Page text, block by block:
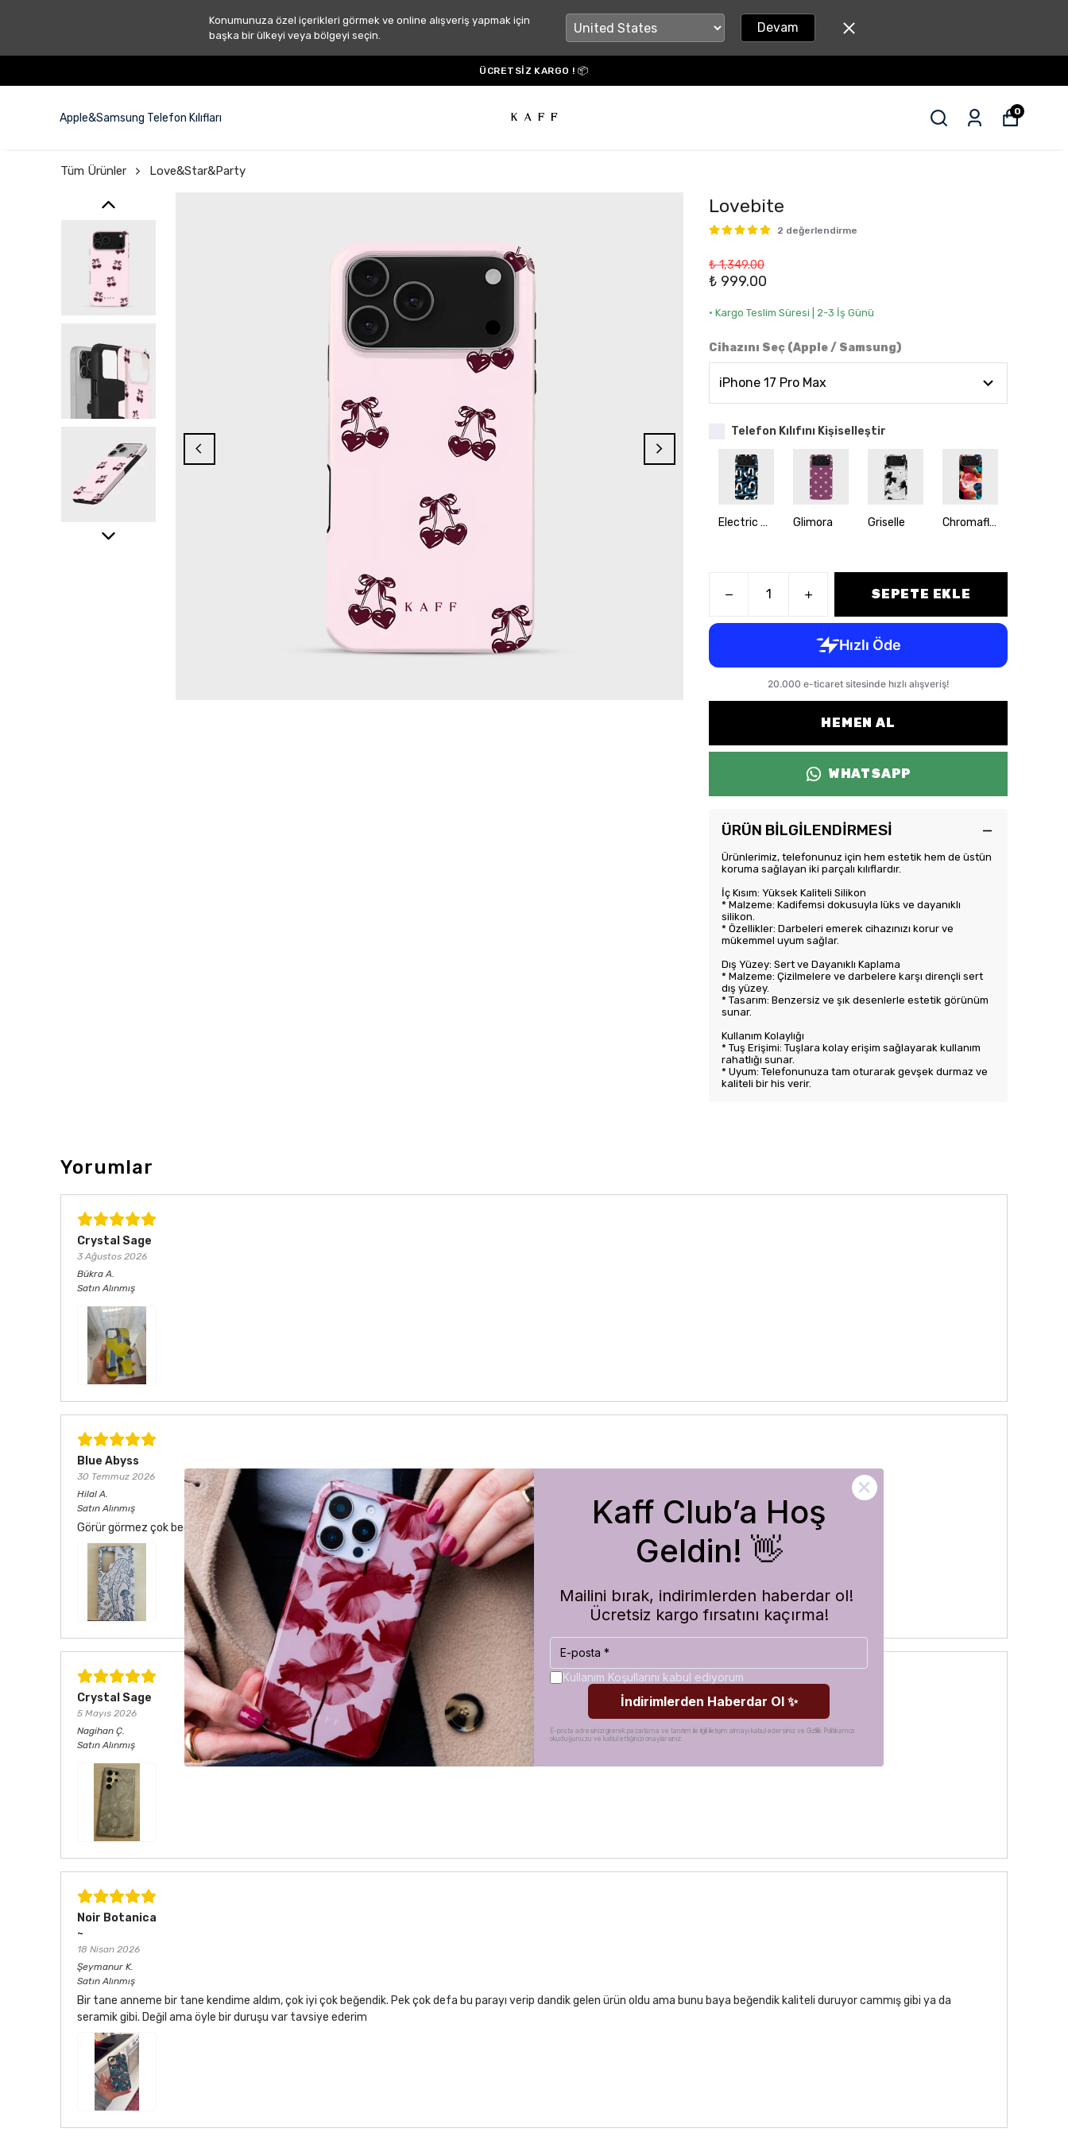
Konumunuza özel içerikleri görmek ve online alışveriş yapmak için
başka bir ülkeyi veya bölgeyi seçin.
Devam
ÜCRETSİZ KARGO ! 📦
Apple&Samsung Telefon Kılıfları 0
Tüm Ürünler Love&Star&Party
Lovebite
2 değerlendirme
₺ 1,349.00
₺ 999.00
• Kargo Teslim Süresi | 2-3 İş Günü
Cihazını Seç (Apple / Samsung)
Telefon Kılıfını Kişiselleştir
Ribbon Galaxy Electric Romance Glimora Griselle Chromaflow
SEPETE EKLE
HEMEN AL
WHATSAPP
ÜRÜN BİLGİLENDİRMESİ
Ürünlerimiz, telefonunuz için hem estetik hem de üstün
koruma sağlayan iki parçalı kılıflardır.
İç Kısım: Yüksek Kaliteli Silikon
* Malzeme: Kadifemsi dokusuyla lüks ve dayanıklı
silikon.
* Özellikler: Darbeleri emerek cihazınızı korur ve
mükemmel uyum sağlar.
Dış Yüzey: Sert ve Dayanıklı Kaplama
* Malzeme: Çizilmelere ve darbelere karşı dirençli sert
dış yüzey.
* Tasarım: Benzersiz ve şık desenlerle estetik görünüm
sunar.
Kullanım Kolaylığı
* Tuş Erişimi: Tuşlara kolay erişim sağlayarak kullanım
rahatlığı sunar.
* Uyum: Telefonunuza tam oturarak gevşek durmaz ve
kaliteli bir his verir.
Yorumlar
Crystal Sage
3 Ağustos 2026
Bükra A.
Satın Alınmış
Blue Abyss
30 Temmuz 2026
Hilal A.
Satın Alınmış
Görür görmez çok beğendim. Hem desen olarak çok şık hem de koruma olarak çok güvenilir. Ayrıca hızlı kargolama için teşekkürler
Crystal Sage
5 Mayıs 2026
Nagihan Ç.
Satın Alınmış
Noir Botanica
~
18 Nisan 2026
Şeymanur K.
Satın Alınmış
Bir tane anneme bir tane kendime aldım, çok iyi çok beğendik. Pek çok defa bu parayı verip dandik gelen ürün oldu ama bunu baya beğendik kaliteli duruyor cammış gibi ya da
seramik gibi. Değil ama öyle bir duruşu var tavsiye ederim
Kaff Club’a Hoş
Geldin! 👋
Mailini bırak, indirimlerden haberdar ol!
Ücretsiz kargo fırsatını kaçırma!
Kullanım Koşullarını kabul ediyorum
İndirimlerden Haberdar Ol ✨
E-posta adresinizi girerek pazarlama ve tanıtım ile ilgili iletişim almayı kabul edersiniz ve Gizlilik Politikamızı
okuduğunuzu ve kabul ettiğinizi onaylarsınız.